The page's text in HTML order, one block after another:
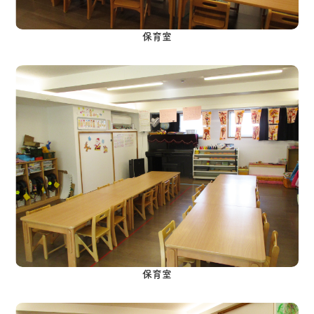
保育室
保育室